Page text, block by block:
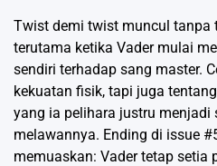
Twist demi twist muncul tanpa
terutama ketika Vader mulai
sendiri terhadap sang master.
kekuatan fisik, tapi juga
yang ia pelihara justru menjadi
melawannya. Ending di issue
memuaskan: Vader tetap setia